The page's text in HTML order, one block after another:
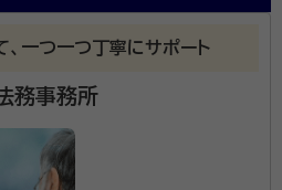
一つ一つ丁寧にサポート
務事務所